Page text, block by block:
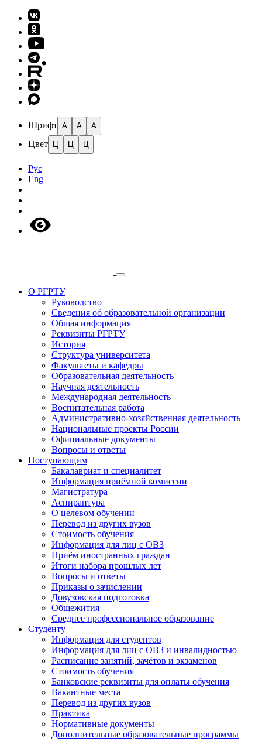
Шрифт A A A
Цвет Ц Ц Ц
Рус
Eng
О РГРТУ
Руководство
Сведения об образовательной организации
Общая информация
Реквизиты РГРТУ
История
Структура университета
Факультеты и кафедры
Образовательная деятельность
Научная деятельность
Международная деятельность
Воспитательная работа
Административно-хозяйственная деятельность
Национальные проекты России
Официальные документы
Вопросы и ответы
Поступающим
Бакалавриат и специалитет
Информация приёмной комиссии
Магистратура
Аспирантура
О целевом обучении
Перевод из других вузов
Стоимость обучения
Информация для лиц с ОВЗ
Приём иностранных граждан
Итоги набора прошлых лет
Вопросы и ответы
Приказы о зачислении
Довузовская подготовка
Общежития
Среднее профессиональное образование
Студенту
Информация для студентов
Информация для лиц с ОВЗ и инвалидностью
Расписание занятий, зачётов и экзаменов
Стоимость обучения
Банковские реквизиты для оплаты обучения
Вакантные места
Перевод из других вузов
Практика
Нормативные документы
Дополнительные образовательные программы